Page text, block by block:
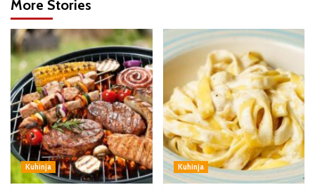
More Stories
Kuhinja Kuhinja